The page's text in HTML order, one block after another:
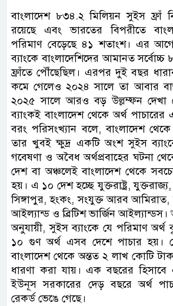
বাংলাদেশ ৮৩৪.২ মিলিয়ন সুইস ফ্রাঁ
রয়েছে এবং ভারতের বিপরীতে
পরিমাণ বেড়েছে ৪১ শতাংশ। এর
ব্যাংকে বাংলাদেশিদের আমানত
ফ্রাঁতে পৌঁছেছিল। এরপর দুই বছর
কমে গেলেও ২০২৪ সালে তা আবার
২০২৫ সালে আরও বড় উল্লম্ফন দেখা
ব্যাংকই বাংলাদেশ থেকে অর্থ পাচারের
বরং পরিসংখ্যান বলে, বাংলাদেশ
তার খুবই ক্ষুদ্র একটি অংশ সুইস
গবেষণা ও অবৈধ অর্থপ্রবাহের ঘটনা
দেশ বা অঞ্চলেই বাংলাদেশ থেকে
হয়। এ ১০ দেশ হচ্ছে যুক্তরাষ্ট্র, যুক্তরাজ্য,
সিঙ্গাপুর, হংকং, সংযুক্ত আরব আমিরাত,
আইল্যান্ড ও ব্রিটিশ ভার্জিন
অনুযায়ী, সুইস ব্যাংকে যে পরিমাণ অর্থ
১০ গুণ অর্থ এসব দেশে পাচার
বাংলাদেশ থেকে অন্তত ২ লাখ কোটি
ধারণা করা যায়। এক বছরের হিসাবে
ইউনূস সরকারের দেড় বছরে অর্থ
রেকর্ড ভেঙে গেছে।